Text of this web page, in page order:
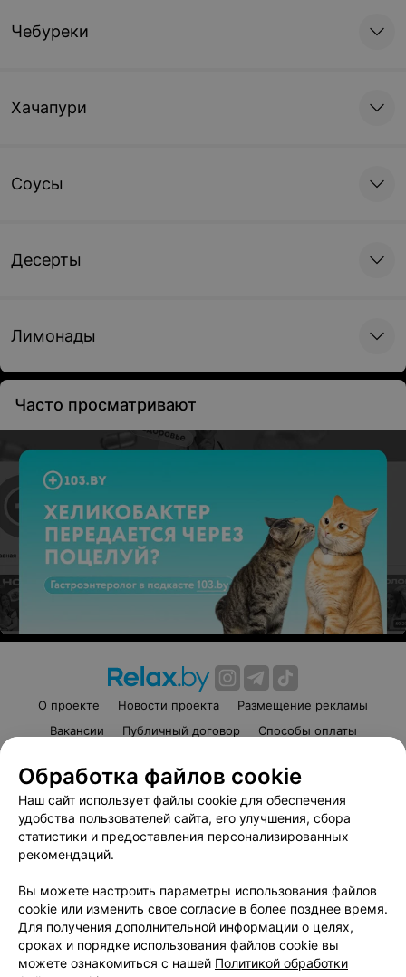
Чебуреки
Хачапури
Соусы
Десерты
Лимонады
Часто просматривают
О проекте Новости проекта
Размещение рекламы
Вакансии
Публичный договор
Способы оплаты
«Афиша»
Пользовательское соглашение
Написать в поддержку
Связаться по вопросам сотрудничества
Персональные настройки cookie
Обработка персональных данных
Обработка файлов cookie
Наш сайт использует файлы cookie для обеспечения
удобства пользователей сайта, его улучшения, сбора
статистики и предоставления персонализированных
рекомендаций.
Вы можете настроить параметры использования файлов
cookie или изменить свое согласие в более позднее время.
Для получения дополнительной информации о целях,
сроках и порядке использования файлов cookie вы
можете ознакомиться с нашей Политикой обработки